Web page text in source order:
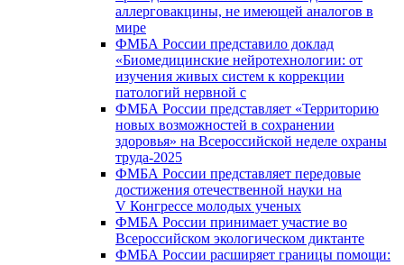
аллерговакцины, не имеющей аналогов в
мире
ФМБА России представило доклад
«Биомедицинские нейротехнологии: от
изучения живых систем к коррекции
патологий нервной с
ФМБА России представляет «Территорию
новых возможностей в сохранении
здоровья» на Всероссийской неделе охраны
труда-2025
ФМБА России представляет передовые
достижения отечественной науки на
V Конгрессе молодых ученых
ФМБА России принимает участие во
Всероссийском экологическом диктанте
ФМБА России расширяет границы помощи: